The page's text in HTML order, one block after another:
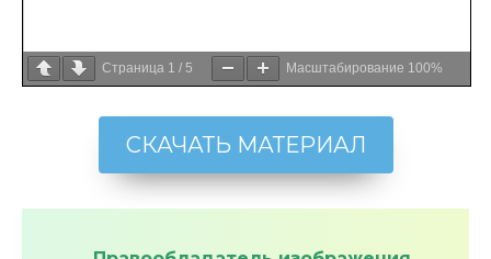
Страница 1 / 5 Масштабирование 100%
СКАЧАТЬ МАТЕРИАЛ